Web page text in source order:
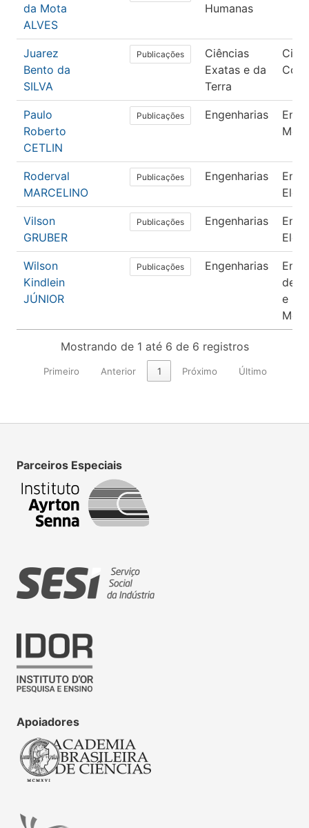
da Mota
ALVES
Humanas
Juarez
Bento da
SILVA
Publicações
Ciências
Exatas e da
Terra
Paulo
Roberto
CETLIN
Publicações Engenharias
Roderval
MARCELINO
Publicações Engenharias
Vilson
GRUBER
Publicações Engenharias
Wilson
Kindlein
JÚNIOR
Publicações Engenharias
de
e
Mostrando de 1 até 6 de 6 registros
Primeiro Anterior 1 Próximo Último
Parceiros Especiais
Apoiadores